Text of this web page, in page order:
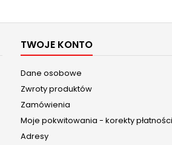
TWOJE KONTO
Dane osobowe
Zwroty produktów
Zamówienia
Moje pokwitowania - korekty płatności
Adresy